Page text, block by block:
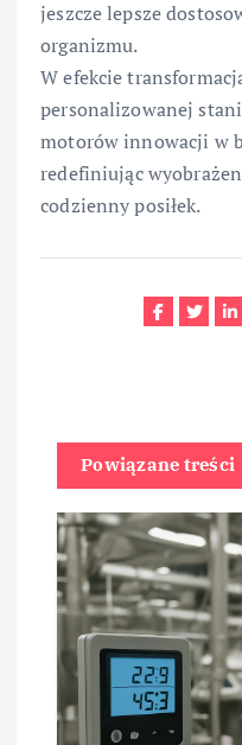
jeszcze lepsze
organizmu.
W efekcie
personalizowanej
motorów innowacji w
redefiniując
codzienny posiłek.
Powiązane treści